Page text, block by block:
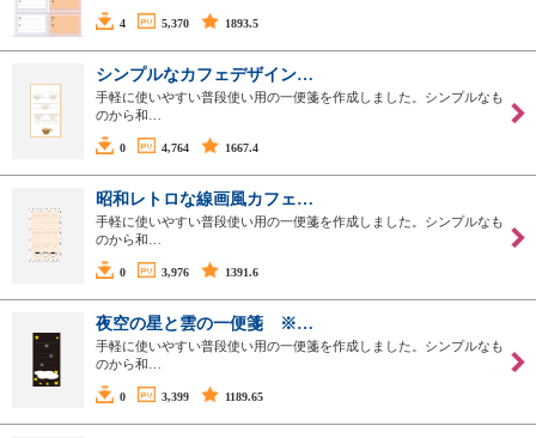
4 5,370 1893.5
シンプルなカフェデザイン…
手軽に使いやすい普段使い用の一便箋を作成しました。シンプルなも
のから和…
0 4,764 1667.4
昭和レトロな線画風カフェ…
手軽に使いやすい普段使い用の一便箋を作成しました。シンプルなも
のから和…
0 3,976 1391.6
夜空の星と雲の一便箋 ※…
手軽に使いやすい普段使い用の一便箋を作成しました。シンプルなも
のから和…
0 3,399 1189.65